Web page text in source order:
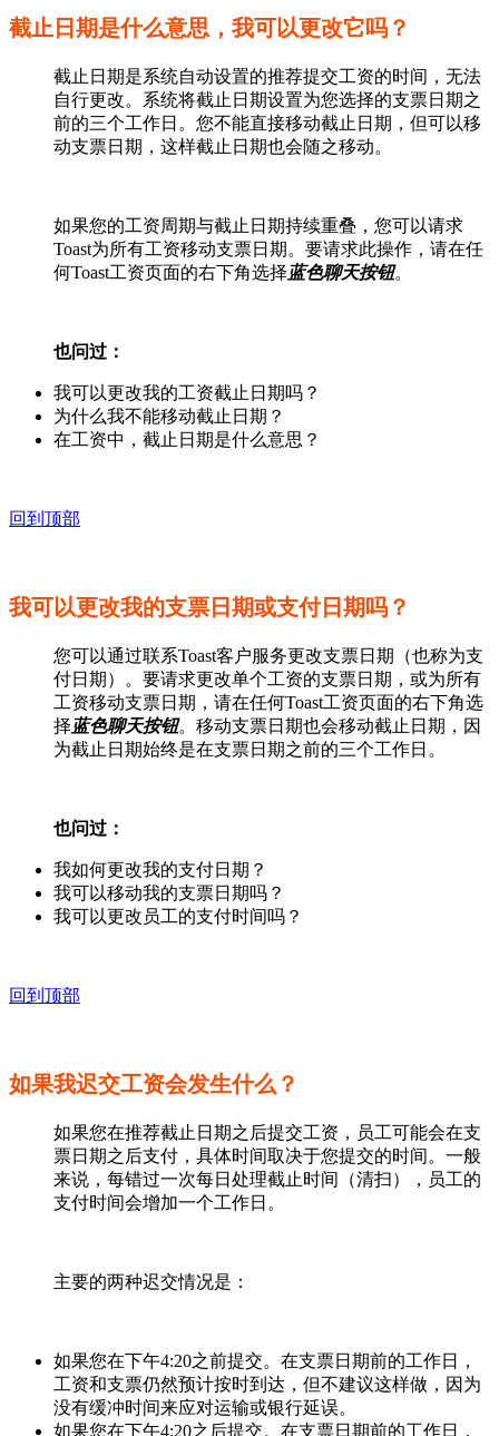
截止日期是什么意思，我可以更改它吗？
截止日期是系统自动设置的推荐提交工资的时间，无法
自行更改。系统将截止日期设置为您选择的支票日期之
前的三个工作日。您不能直接移动截止日期，但可以移
动支票日期，这样截止日期也会随之移动。
如果您的工资周期与截止日期持续重叠，您可以请求
Toast为所有工资移动支票日期。要请求此操作，请在任
何Toast工资页面的右下角选择蓝色聊天按钮。
也问过：
我可以更改我的工资截止日期吗？
为什么我不能移动截止日期？
在工资中，截止日期是什么意思？
回到顶部
我可以更改我的支票日期或支付日期吗？
您可以通过联系Toast客户服务更改支票日期（也称为支
付日期）。要请求更改单个工资的支票日期，或为所有
工资移动支票日期，请在任何Toast工资页面的右下角选
择蓝色聊天按钮。移动支票日期也会移动截止日期，因
为截止日期始终是在支票日期之前的三个工作日。
也问过：
我如何更改我的支付日期？
我可以移动我的支票日期吗？
我可以更改员工的支付时间吗？
回到顶部
如果我迟交工资会发生什么？
如果您在推荐截止日期之后提交工资，员工可能会在支
票日期之后支付，具体时间取决于您提交的时间。一般
来说，每错过一次每日处理截止时间（清扫），员工的
支付时间会增加一个工作日。
主要的两种迟交情况是：
如果您在下午4:20之前提交。在支票日期前的工作日，
工资和支票仍然预计按时到达，但不建议这样做，因为
没有缓冲时间来应对运输或银行延误。
如果您在下午4:20之后提交。在支票日期前的工作日，